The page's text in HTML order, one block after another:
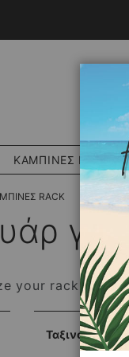
ΚΑΜΠΙΝΕΣ RACK
RACK
για
your rack cabin.
Ταξινόμηση